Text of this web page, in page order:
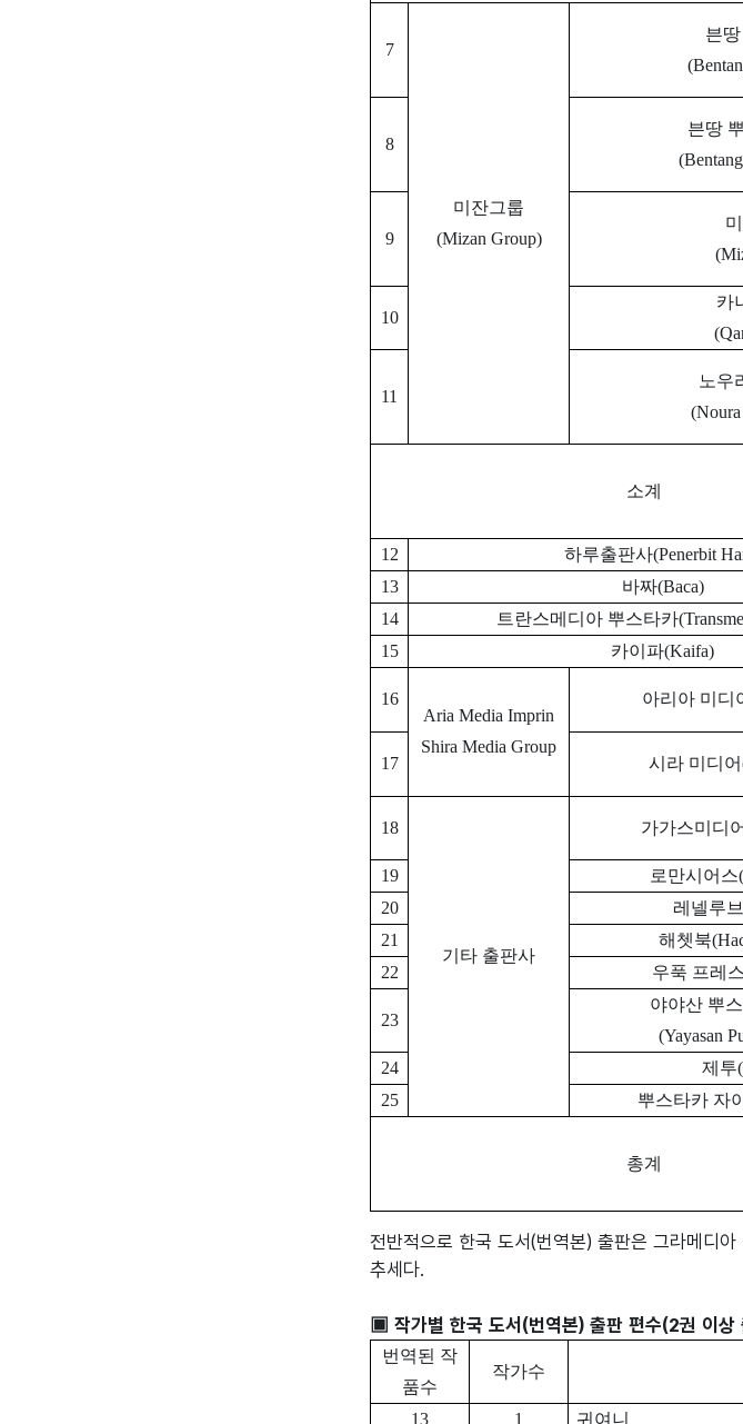
7
미잔그룹
(Mizan Group)
븐
8
븐땅
9
10
카
11
노우
소계
12 하루출판사(Penerbit
13
바짜(Baca)
14
트란스메디아 뿌스타카
15
카이파(Kaifa)
16
Aria Media Imprin
Shira Media Group
아리아 미디
17 시라 미디어
18
기타 출판사
가가스미디
19
로만시어스
20
레넬루
21
해쳇북
22
우푹 프레
23
야야산 뿌
(Yayasan
24
제투
25
뿌스타카 자
총계
전반적으로 한국 도서(번역본) 출판은 그라메디
추세다.
▣ 작가별 한국 도서(번역본) 출판 편수(2권 이상
번역된 작
품수
작가수
13 1 귀여니